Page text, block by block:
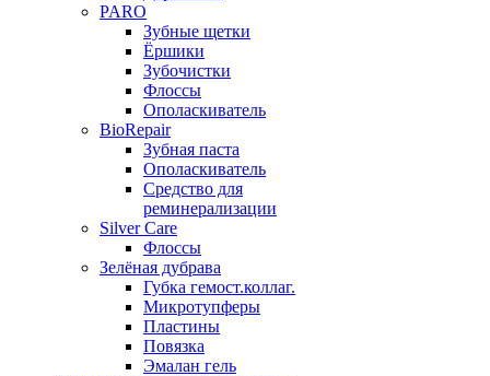
PARO
Зубные щетки
Ёршики
Зубочистки
Флоссы
Ополаскиватель
BioRepair
Зубная паста
Ополаскиватель
Средство для
реминерализации
Silver Care
Флоссы
Зелёная дубрава
Губка гемост.коллаг.
Микротупферы
Пластины
Повязка
Эмалан гель